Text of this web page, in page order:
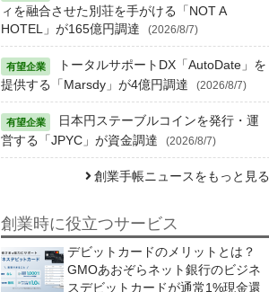
ィを融合させた別荘を手がける「NOT A
HOTEL」が165億円調達
(2026/8/7)
トータルサポートDX「AutoDate」を
提供する「Marsdy」が4億円調達
(2026/8/7)
日本円ステーブルコインを発行・運
営する「JPYC」が資金調達
(2026/8/7)
創業手帳ニュースをもっと見る
創業時に役立つサービス
デビットカードのメリットとは？
GMOあおぞらネット銀行のビジネ
スデビットカードが通常1%現金還